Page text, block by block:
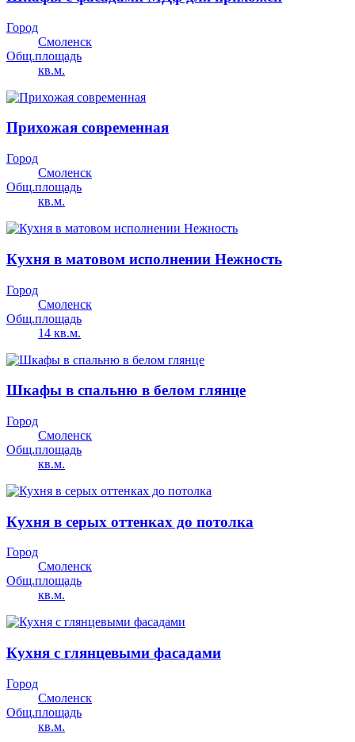
Город
Смоленск
Общ.площадь
кв.м.
Прихожая современная
Город
Смоленск
Общ.площадь
кв.м.
Кухня в матовом исполнении Нежность
Город
Смоленск
Общ.площадь
14 кв.м.
Шкафы в спальню в белом глянце
Город
Смоленск
Общ.площадь
кв.м.
Кухня в серых оттенках до потолка
Город
Смоленск
Общ.площадь
кв.м.
Кухня с глянцевыми фасадами
Город
Смоленск
Общ.площадь
кв.м.